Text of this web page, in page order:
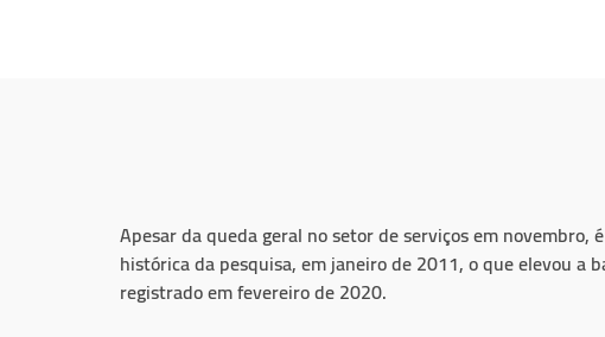
Apesar da queda geral no setor de serviços em
histórica da pesquisa, em janeiro de 2011, o que elevou a
registrado em fevereiro de 2020.